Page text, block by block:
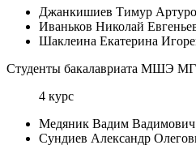
Джанкишиев Тимур
Иваньков Николай
Шаклеина Екатерина
Студенты бакалавриата МШЭ
4 курс
Медяник Вадим Вадимович
Сундиев Александр